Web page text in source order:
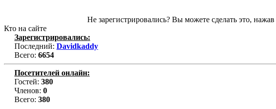
Не зарегистрировались? Вы можете сделать это, нажав
Кто на сайте
Зарегистрировались:
Последний: Davidkaddy
Всего: 6654
Посетителей онлайн:
Гостей: 380
Членов: 0
Всего: 380